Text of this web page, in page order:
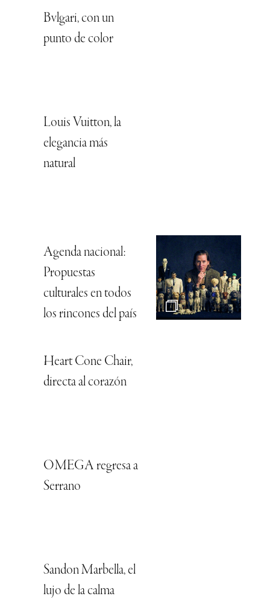
Bvlgari, con un
punto de color
Louis Vuitton, la
elegancia más
natural
Agenda nacional:
Propuestas
culturales en todos
los rincones del país
Heart Cone Chair,
directa al corazón
OMEGA regresa a
Serrano
Sandon Marbella, el
lujo de la calma